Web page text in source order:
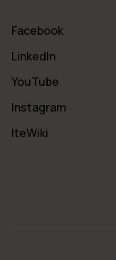
Facebook
LinkedIn
YouTube
Instagram
IteWiki